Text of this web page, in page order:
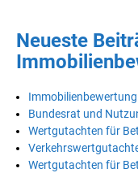
Neueste
Bundesrat und
Wertgutachten für
Wertgutachten für